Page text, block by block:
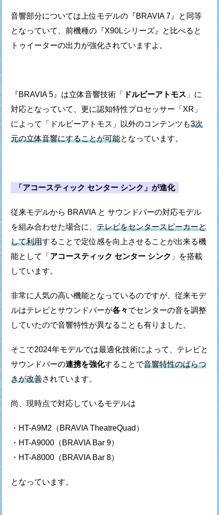
音響部分については上位モデルの『BRAVIA 7』と同等
となっていて、 前機種の『X90Lシリーズ』と比べると
トゥイーターの出力が強化されていますよ。
『BRAVIA 5』は立体音響技術「 ドルビーアトモス 」に
対応となっていて、 更に認知特性プロセッサー「XR」
によって「ドルビーアトモス」以外のコンテンツも3次
元の立体音響にすることが可能となっています。
「アコースティック センター シンク」が進化
従来モデルから BRAVIA と サウンドバーの対応モデル
を組み合わせた場合に、 テレビをセンタースピーカーと
して利用することで定位感を向上させることが出来る機
能として 「 アコースティック センター シンク 」を搭載
しています。
非常に人気の高い機能となっているのですが、 従来モデ
ルはテレビとサウンドバーが各々でセンターの音を調整
していたので音響特性が異なることも有りました。
そこで2024年モデルでは最適化技術によって、 テレビと
サウンドバーの連携を強化することで音響特性のばらつ
きが改善されています。
尚、現時点で対応しているモデルは
・HT-A9M2（BRAVIA TheatreQuad）
・HT-A9000（BRAVIA Bar 9）
・HT-A8000（BRAVIA Bar 8）
となっています。